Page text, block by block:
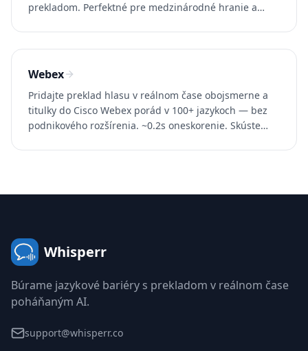
prekladom. Perfektné pre medzinárodné hranie a
Webex
Pridajte preklad hlasu v reálnom čase obojsmerne a
titulky do Cisco Webex porád v 100+ jazykoch — bez
podnikového rozšírenia. ~0.2s oneskorenie. Skúste
Whisperr
Búrame jazykové bariéry s prekladom v reálnom čase
poháňaným AI.
support@whisperr.co